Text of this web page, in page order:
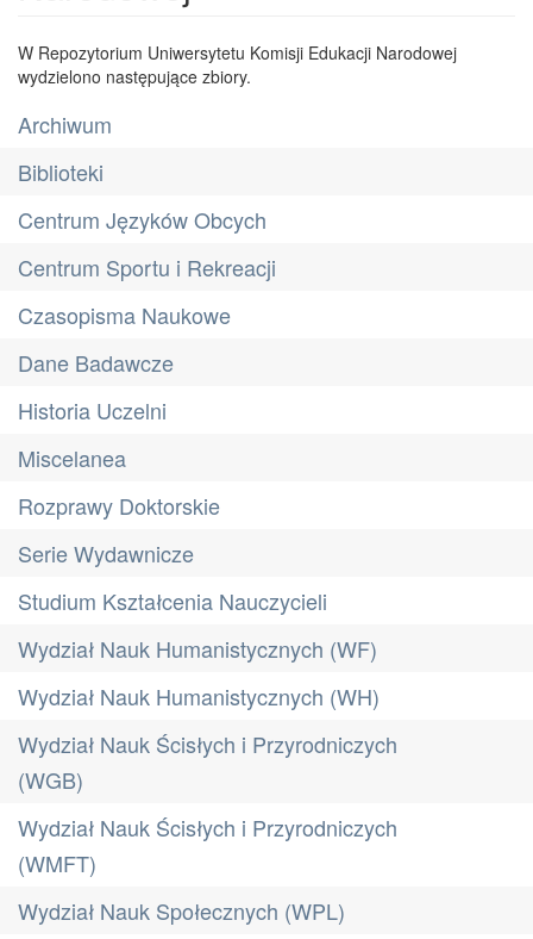
W Repozytorium Uniwersytetu Komisji Edukacji Narodowej
wydzielono następujące zbiory.
Archiwum
Biblioteki
Centrum Języków Obcych
Centrum Sportu i Rekreacji
Czasopisma Naukowe
Dane Badawcze
Historia Uczelni
Miscelanea
Rozprawy Doktorskie
Serie Wydawnicze
Studium Kształcenia Nauczycieli
Wydział Nauk Humanistycznych (WF)
Wydział Nauk Humanistycznych (WH)
Wydział Nauk Ścisłych i Przyrodniczych
(WGB)
Wydział Nauk Ścisłych i Przyrodniczych
(WMFT)
Wydział Nauk Społecznych (WPL)